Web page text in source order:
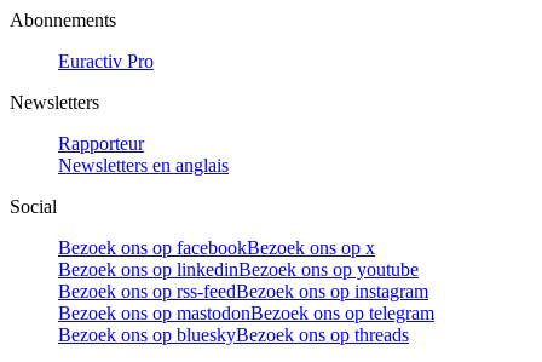
Abonnements
Euractiv Pro
Newsletters
Rapporteur
Newsletters en anglais
Social
Bezoek ons op facebookBezoek ons op x
Bezoek ons op linkedinBezoek ons op youtube
Bezoek ons op rss-feedBezoek ons op instagram
Bezoek ons op mastodonBezoek ons op telegram
Bezoek ons op blueskyBezoek ons op threads